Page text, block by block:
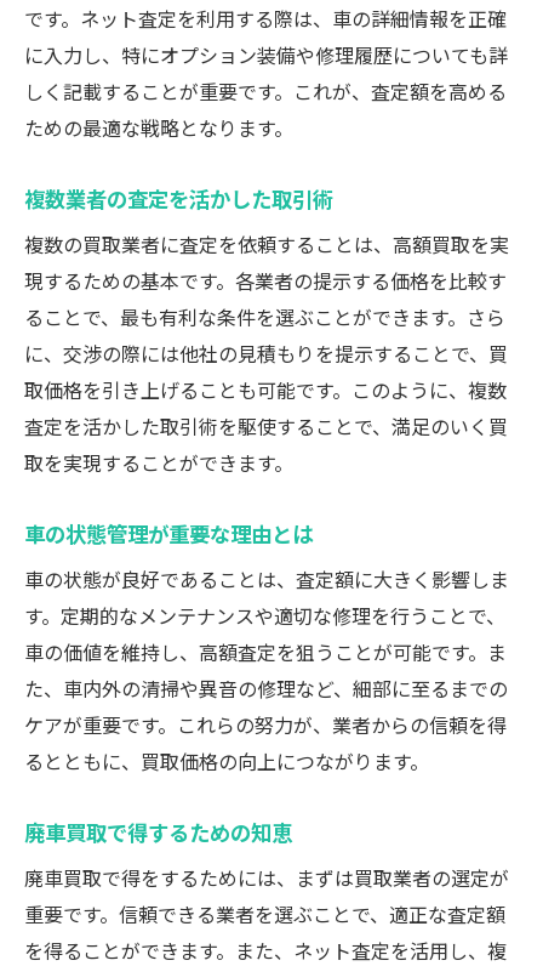
です。ネット査定を利用する際は、車の詳細情報を正確
に入力し、特にオプション装備や修理履歴についても詳
しく記載することが重要です。これが、査定額を高める
ための最適な戦略となります。
複数業者の査定を活かした取引術
複数の買取業者に査定を依頼することは、高額買取を実
現するための基本です。各業者の提示する価格を比較す
ることで、最も有利な条件を選ぶことができます。さら
に、交渉の際には他社の見積もりを提示することで、買
取価格を引き上げることも可能です。このように、複数
査定を活かした取引術を駆使することで、満足のいく買
取を実現することができます。
車の状態管理が重要な理由とは
車の状態が良好であることは、査定額に大きく影響しま
す。定期的なメンテナンスや適切な修理を行うことで、
車の価値を維持し、高額査定を狙うことが可能です。ま
た、車内外の清掃や異音の修理など、細部に至るまでの
ケアが重要です。これらの努力が、業者からの信頼を得
るとともに、買取価格の向上につながります。
廃車買取で得するための知恵
廃車買取で得をするためには、まずは買取業者の選定が
重要です。信頼できる業者を選ぶことで、適正な査定額
を得ることができます。また、ネット査定を活用し、複